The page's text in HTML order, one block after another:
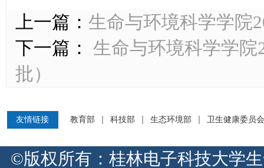
上一篇： 生命与环境科学学院
下一篇： 生命与环境科学学
批）
友情链接 教育部 科技部 生态环境部 卫生健康委员会
©版权所有：桂林电子科技大学